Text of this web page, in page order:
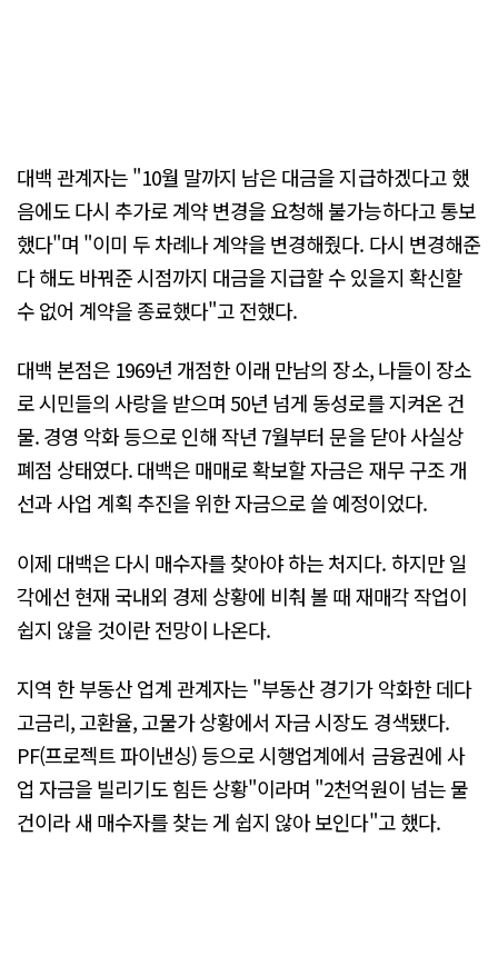
대백 관계자는 "10월 말까지 남은 대금을 지급하겠다고 했
음에도 다시 추가로 계약 변경을 요청해 불가능하다고 통보
했다"며 "이미 두 차례나 계약을 변경해줬다. 다시 변경해준
다 해도 바꿔준 시점까지 대금을 지급할 수 있을지 확신할
수 없어 계약을 종료했다"고 전했다.
대백 본점은 1969년 개점한 이래 만남의 장소, 나들이 장소
로 시민들의 사랑을 받으며 50년 넘게 동성로를 지켜온 건
물. 경영 악화 등으로 인해 작년 7월부터 문을 닫아 사실상
폐점 상태였다. 대백은 매매로 확보할 자금은 재무 구조 개
선과 사업 계획 추진을 위한 자금으로 쓸 예정이었다.
이제 대백은 다시 매수자를 찾아야 하는 처지다. 하지만 일
각에선 현재 국내외 경제 상황에 비춰 볼 때 재매각 작업이
쉽지 않을 것이란 전망이 나온다.
지역 한 부동산 업계 관계자는 "부동산 경기가 악화한 데다
고금리, 고환율, 고물가 상황에서 자금 시장도 경색됐다.
PF(프로젝트 파이낸싱) 등으로 시행업계에서 금융권에 사
업 자금을 빌리기도 힘든 상황"이라며 "2천억원이 넘는 물
건이라 새 매수자를 찾는 게 쉽지 않아 보인다"고 했다.